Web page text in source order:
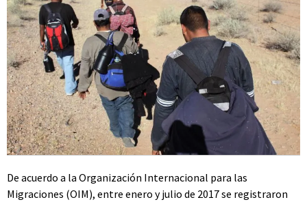
De acuerdo a la Organización Internacional para las
Migraciones (OIM), entre enero y julio de 2017 se registraron